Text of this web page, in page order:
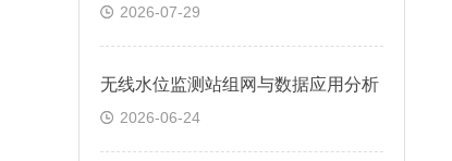
2026-07-29
无线水位监测站组网与数据应用分析
2026-06-24